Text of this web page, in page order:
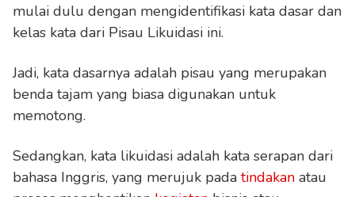
mulai dulu dengan mengidentifikasi kata dasar dan
kelas kata dari Pisau Likuidasi ini.
Jadi, kata dasarnya adalah pisau yang merupakan
benda tajam yang biasa digunakan untuk
memotong.
Sedangkan, kata likuidasi adalah kata serapan dari
bahasa Inggris, yang merujuk pada tindakan atau